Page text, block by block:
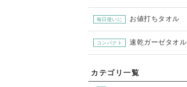
毎日使いに お値打ちタオル
コンパクト 速乾ガーゼタオル
カテゴリ一覧